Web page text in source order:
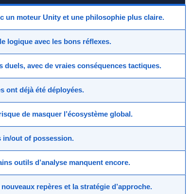
un moteur Unity et une philosophie plus claire.
logique avec les bons réflexes.
duels, avec de vraies conséquences tactiques.
ont déjà été déployées.
de masquer l’écosystème global.
in/out of possession.
outils d’analyse manquent encore.
repères et lastratégie d’approche.